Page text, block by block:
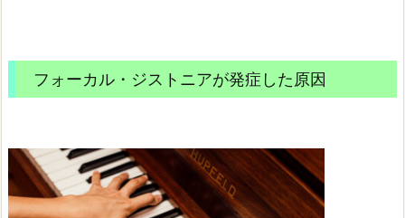
フォーカル・ジストニアが発症した原因